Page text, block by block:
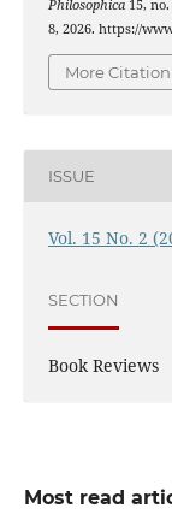
Philosophica15, no.
8, 2026. https://
More
ISSUE
Vol. 15 No. 2
SECTION
Book Reviews
Most read